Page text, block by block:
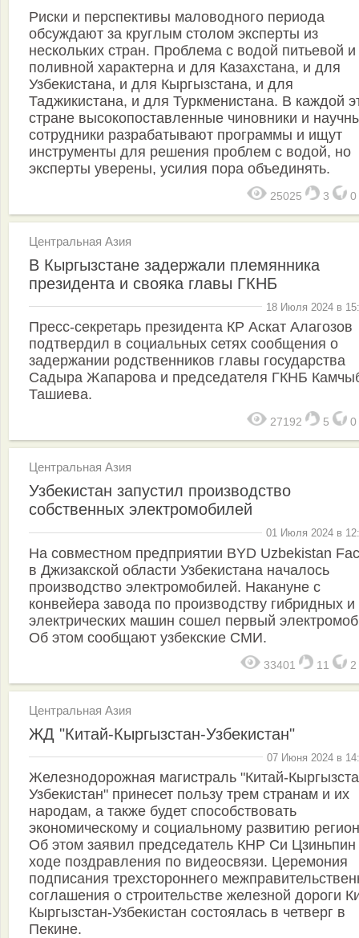
Риски и перспективы маловодного периода
обсуждают за круглым столом эксперты из
нескольких стран. Проблема с водой питьевой и
поливной характерна и для Казахстана, и для
Узбекистана, и для Кыргызстана, и для
Таджикистана, и для Туркменистана. В каждой
стране высокопоставленные чиновники и
сотрудники разрабатывают программы и ищут
инструменты для решения проблем с водой, но
эксперты уверены, усилия пора объединять.
25025 3 0
Центральная Азия
В Кыргызстане задержали племянника
президента и свояка главы ГКНБ
18 Июля 2024 в
Пресс-секретарь президента КР Аскат Алагозов
подтвердил в социальных сетях сообщения о
задержании родственников главы государства
Садыра Жапарова и председателя ГКНБ
Ташиева.
27192 5 0
Центральная Азия
Узбекистан запустил производство
собственных электромобилей
01 Июля 2024 в
На совместном предприятии BYD Uzbekistan
в Джизакской области Узбекистана началось
производство электромобилей. Накануне с
конвейера завода по производству гибридных и
электрических машин сошел первый
Об этом сообщают узбекские СМИ.
33401 11 2
Центральная Азия
ЖД "Китай-Кыргызстан-Узбекистан"
07 Июня 2024 в
Железнодорожная магистраль "Китай-
Узбекистан" принесет пользу трем странам и их
народам, а также будет способствовать
экономическому и социальному развитию
Об этом заявил председатель КНР Си Цзиньпин
ходе поздравления по видеосвязи. Церемония
подписания трехстороннего
соглашения о строительстве железной дороги
Кыргызстан-Узбекистан состоялась в четверг в
Пекине.